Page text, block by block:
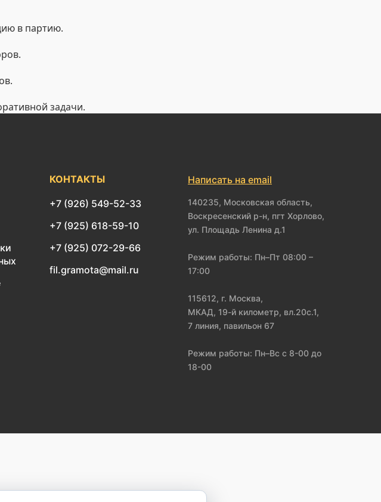
в партию.
задачи.
КОНТАКТЫ
+7 (926) 549-52-33
+7 (925) 618-59-10
+7 (925) 072-29-66
fil.gramota@mail.ru
Написать на email
140235, Московская область,
Воскресенский р-н, пгт Хорлово,
ул. Площадь Ленина д.1
Режим работы: Пн–Пт 08:00 –
17:00
115612, г. Москва,
МКАД, 19-й километр, вл.20с.1,
7 линия, павильон 67
Режим работы: Пн–Вс с 8-00 до
18-00